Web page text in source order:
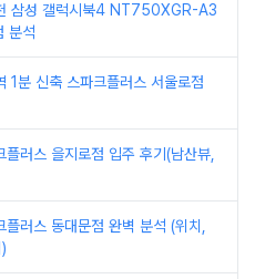
삼성 갤럭시북4 NT750XGR-A3
분석
1분 신축 스파크플러스 서울로점
러스 을지로점 입주 후기(남산뷰,
러스 동대문점 완벽 분석 (위치,